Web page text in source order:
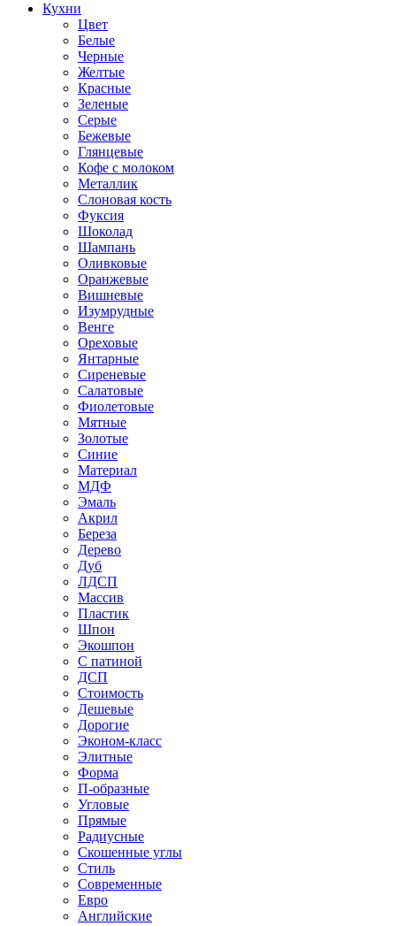
Кухни
Цвет
Белые
Черные
Желтые
Красные
Зеленые
Серые
Бежевые
Глянцевые
Кофе с молоком
Металлик
Слоновая кость
Фуксия
Шоколад
Шампань
Оливковые
Оранжевые
Вишневые
Изумрудные
Венге
Ореховые
Янтарные
Сиреневые
Салатовые
Фиолетовые
Мятные
Золотые
Синие
Материал
МДФ
Эмаль
Акрил
Береза
Дерево
Дуб
ЛДСП
Массив
Пластик
Шпон
Экошпон
С патиной
ДСП
Стоимость
Дешевые
Дорогие
Эконом-класс
Элитные
Форма
П-образные
Угловые
Прямые
Радиусные
Скошенные углы
Стиль
Современные
Евро
Английские